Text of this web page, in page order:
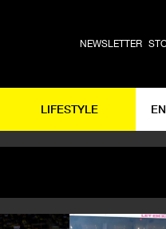
NEWSLETTER
LIFESTYLE
ALTRI SPORT